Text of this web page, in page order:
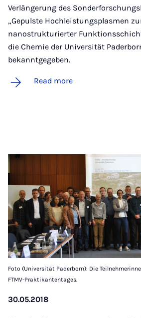
Verlängerung des
„Gepulste Hochleistungsplasmen
nanostrukturierter
die Chemie der Universität
bekanntgegeben.
Read more
Foto (Universität Paderborn): Die
FTMV-Praktikantentages.
30.05.2018